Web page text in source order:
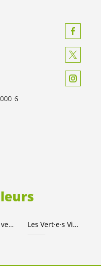
vert-e-s Les Vert·e·s Ville de Genève
6